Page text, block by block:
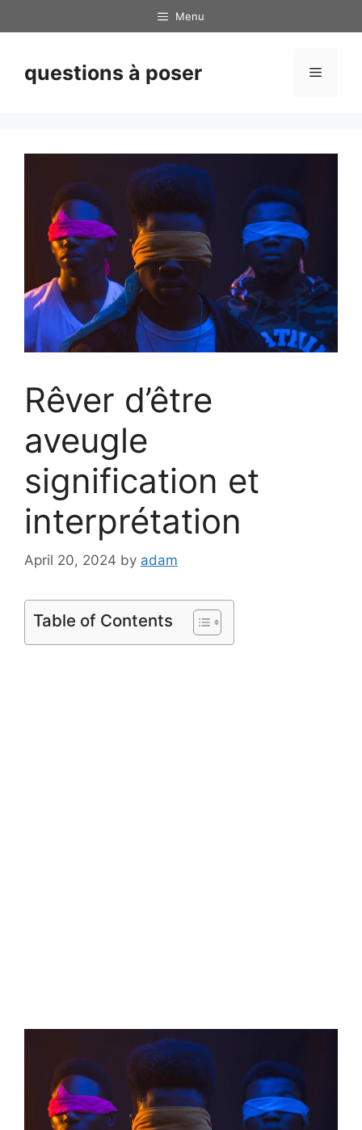
to
Menu
questions à poser Menu
Rêver d’être
aveugle
signification et
interprétation
April 20, 2024 by adam
Table of Contents